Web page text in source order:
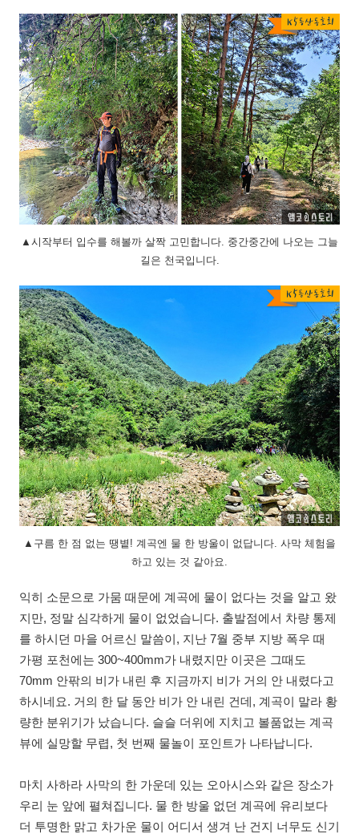
▲시작부터 입수를 해볼까 살짝 고민합니다. 중간중간에 나오는 그늘
길은 천국입니다.
▲구름 한 점 없는 땡볕! 계곡엔 물 한 방울이 없답니다. 사막 체험을
하고 있는 것 같아요.
익히 소문으로 가뭄 때문에 계곡에 물이 없다는 것을 알고 왔
지만, 정말 심각하게 물이 없었습니다. 출발점에서 차량 통제
를 하시던 마을 어르신 말씀이, 지난 7월 중부 지방 폭우 때
가평 포천에는 300~400mm가 내렸지만 이곳은 그때도
70mm 안팎의 비가 내린 후 지금까지 비가 거의 안 내렸다고
하시네요. 거의 한 달 동안 비가 안 내린 건데, 계곡이 말라 황
량한 분위기가 났습니다. 슬슬 더위에 지치고 볼품없는 계곡
뷰에 실망할 무렵, 첫 번째 물놀이 포인트가 나타납니다.
마치 사하라 사막의 한 가운데 있는 오아시스와 같은 장소가
우리 눈 앞에 펼쳐집니다. 물 한 방울 없던 계곡에 유리보다
더 투명한 맑고 차가운 물이 어디서 생겨 난 건지 너무도 신기